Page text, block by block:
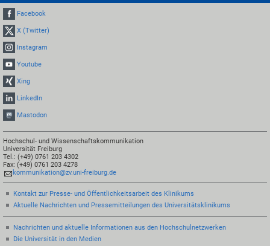
Facebook
X (Twitter)
Instagram
Youtube
Xing
LinkedIn
Mastodon
Hochschul- und Wissenschaftskommunikation
Universität Freiburg
Tel.: (+49) 0761 203 4302
Fax: (+49) 0761 203 4278
kommunikation@zv.uni-freiburg.de
Kontakt zur Presse- und Öffentlichkeitsarbeit des Klinikums
Aktuelle Nachrichten und Pressemitteilungen des Universitätsklinikums
Nachrichten und aktuelle Informationen aus den Hochschulnetzwerken
Die Universität in den Medien